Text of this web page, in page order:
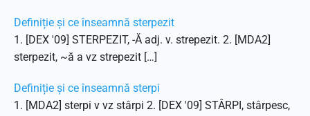
Definiție și ce înseamnă sterpezit
1. [DEX '09] STERPEZIT, -Ă adj. v. strepezit. 2. [MDA2]
sterpezit, ~ă a vz strepezit […]
Definiție și ce înseamnă sterpi
1. [MDA2] sterpi v vz stârpi 2. [DEX '09] STÂRPI, stârpesc,